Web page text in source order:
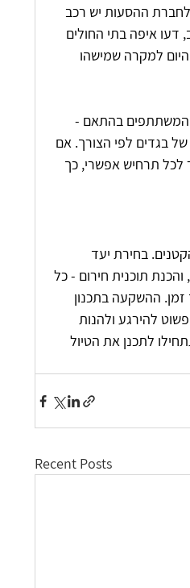
ההסעות יש רכב
איפה בתי החולים
למקרה שמישהו
המשתתפים בהתאם -
בגדים לפי הצורך. אם
לכל תרחיש אפשרי, כך
בחירת יעד
תוכנית חירום - כל
זמן. ההשקעה בתכנון
להירגע ולהנות
לתכנן את הטיול
Recent Posts